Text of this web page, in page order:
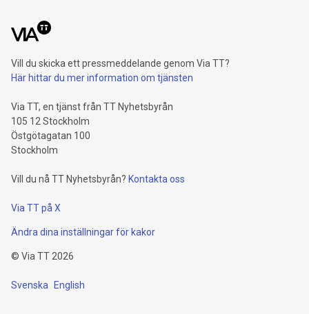
Vill du skicka ett pressmeddelande genom Via TT?
Här hittar du mer information om tjänsten
Via TT, en tjänst från TT Nyhetsbyrån
105 12 Stockholm
Östgötagatan 100
Stockholm
Vill du nå TT Nyhetsbyrån? Kontakta oss
Via TT på X
Ändra dina inställningar för kakor
© Via TT2026
Svenska English